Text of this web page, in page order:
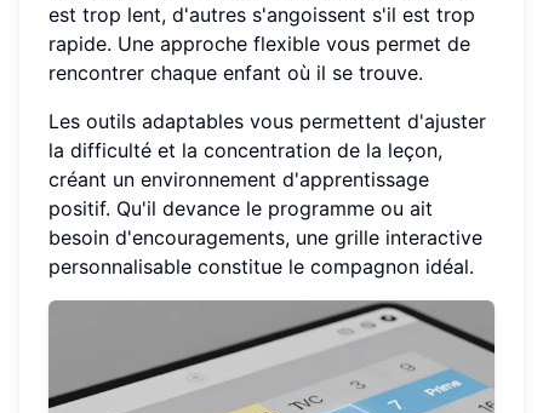
est trop lent, d'autres s'angoissent s'il est trop
rapide. Une approche flexible vous permet de
rencontrer chaque enfant où il se trouve.
Les outils adaptables vous permettent d'ajuster
la difficulté et la concentration de la leçon,
créant un environnement d'apprentissage
positif. Qu'il devance le programme ou ait
besoin d'encouragements, une grille interactive
personnalisable constitue le compagnon idéal.